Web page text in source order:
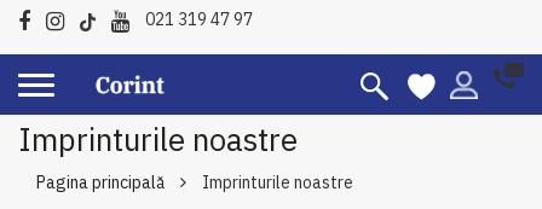
021 319 47 97
Imprinturile noastre
Pagina principală Imprinturile noastre